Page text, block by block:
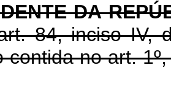
DA
84, inciso IV,
contida no art.